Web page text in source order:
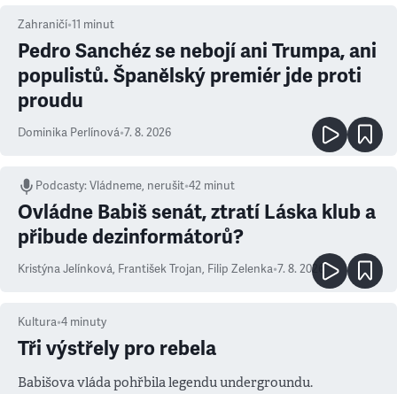
Zahraničí•11 minut
Pedro Sanchéz se nebojí ani Trumpa, ani
populistů. Španělský premiér jde proti
proudu
Dominika Perlínová•7. 8. 2026
Podcasty:Vládneme, nerušit•42 minut
Ovládne Babiš senát, ztratí Láska klub a
přibude dezinformátorů?
Kristýna Jelínková, František Trojan, Filip Zelenka•7. 8. 2026
Kultura•4 minuty
Tři výstřely pro rebela
Babišova vláda pohřbila legendu undergroundu.